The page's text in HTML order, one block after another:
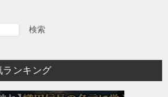
検索
ランキング